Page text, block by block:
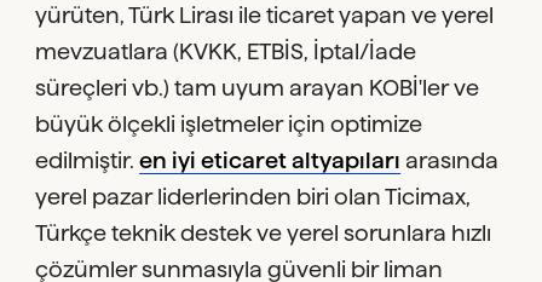
yürüten, Türk Lirası ile ticaret yapan ve yerel
mevzuatlara (KVKK, ETBİS, İptal/İade
süreçleri vb.) tam uyum arayan KOBİ'ler ve
büyük ölçekli işletmeler için optimize
edilmiştir.en iyi eticaret altyapıları arasında
yerel pazar liderlerinden biri olan Ticimax,
Türkçe teknik destek ve yerel sorunlara hızlı
çözümler sunmasıyla güvenli bir liman